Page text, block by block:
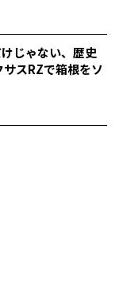
じゃない、歴史
スRZで箱根をソ